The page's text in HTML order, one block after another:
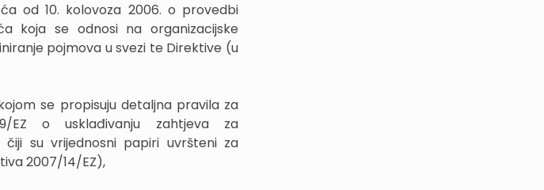
od 10. kolovoza 2006. o provedbi
koja se odnosi na organizacijske
pojmova u svezi te Direktive (u
se propisuju detaljna pravila za
EZ o usklađivanju zahtjeva za
su vrijednosni papiri uvršteni za
2007/14/EZ),